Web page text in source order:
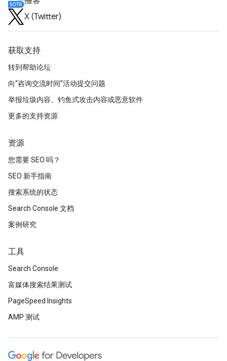
X (Twitter)
获取支持
转到帮助论坛
向“咨询交流时间”活动提交问题
举报垃圾内容、钓鱼式攻击内容或恶意软件
更多的支持资源
资源
您需要 SEO 吗？
SEO 新手指南
搜索系统的状态
Search Console 文档
案例研究
工具
Search Console
富媒体搜索结果测试
PageSpeed Insights
AMP 测试